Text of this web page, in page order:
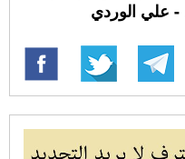
- علي الوردي